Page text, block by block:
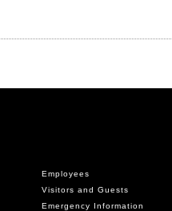
Employees
Visitors and Guests
Emergency Information